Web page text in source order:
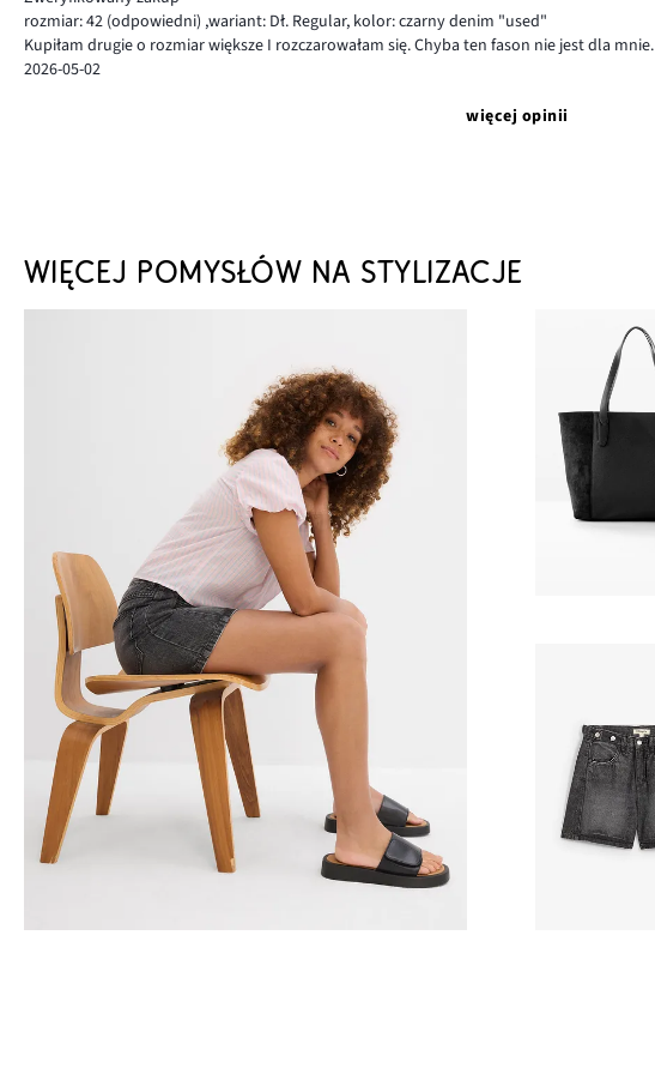
rozmiar: 42 (odpowiedni) ,wariant: Dł. Regular, kolor: czarny denim "used"
Kupiłam drugie o rozmiar większe I rozczarowałam się. Chyba ten fason nie jest dla mnie.
2026-05-02
więcej opinii
WIĘCEJ POMYSŁÓW NA STYLIZACJE